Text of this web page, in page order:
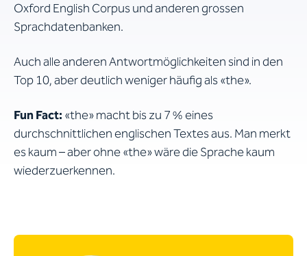
Oxford English Corpus und anderen grossen
Sprachdatenbanken.
Auch alle anderen Antwortmöglichkeiten sind in den
Top 10, aber deutlich weniger häufig als «the».
Fun Fact: «the» macht bis zu 7 % eines
durchschnittlichen englischen Textes aus. Man merkt
es kaum – aber ohne «the» wäre die Sprache kaum
wiederzuerkennen.